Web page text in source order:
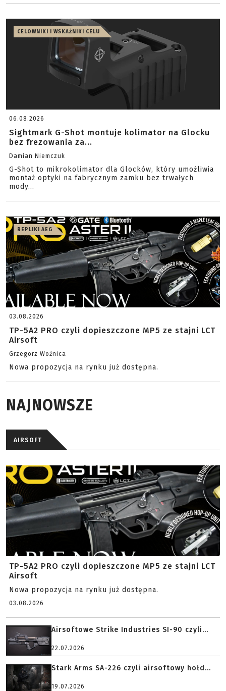
CELOWNIKI I WSKAŹNIKI CELU
06.08.2026
Sightmark G-Shot montuje kolimator na Glocku
bez frezowania za...
Damian Niemczuk
G-Shot to mikrokolimator dla Glocków, który umożliwia
montaż optyki na fabrycznym zamku bez trwałych
mody...
REPLIKI AEG
03.08.2026
TP-5A2 PRO czyli dopieszczone MP5 ze stajni LCT
Airsoft
Grzegorz Woźnica
Nowa propozycja na rynku już dostępna.
NAJNOWSZE
AIRSOFT
TP-5A2 PRO czyli dopieszczone MP5 ze stajni LCT
Airsoft
Nowa propozycja na rynku już dostępna.
03.08.2026
Airsoftowe Strike Industries SI-90 czyli...
22.07.2026
Stark Arms SA-226 czyli airsoftowy hołd...
19.07.2026